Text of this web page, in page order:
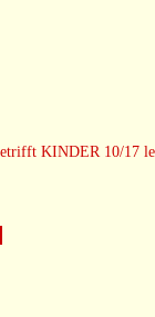
KINDER 10/17